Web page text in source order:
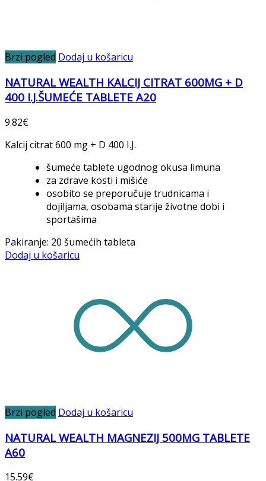
Brzi pogled Dodaj u košaricu
NATURAL WEALTH KALCIJ CITRAT 600MG + D
400 I.J.ŠUMEĆE TABLETE A20
9.82€
Kalcij citrat 600 mg + D 400 I.J.
šumeće tablete ugodnog okusa limuna
za zdrave kosti i mišiće
osobito se preporučuje trudnicama i
dojiljama, osobama starije životne dobi i
sportašima
Pakiranje: 20 šumećih tableta
Dodaj u košaricu
Brzi pogled Dodaj u košaricu
NATURAL WEALTH MAGNEZIJ 500MG TABLETE
A60
15.59€